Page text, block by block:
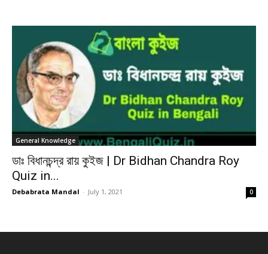
General Knowledge
ডাঃ বিধানচন্দ্র রায় কুইজ | Dr Bidhan Chandra Roy
Quiz in...
Debabrata Mandal - July 1, 2021 0